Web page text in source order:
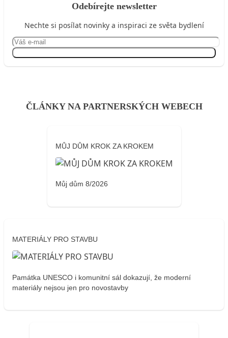
Odebírejte newsletter
Nechte si posílat novinky a inspiraci ze světa bydlení
ČLÁNKY NA PARTNERSKÝCH WEBECH
MŮJ DŮM KROK ZA KROKEM
Můj dům 8/2026
MATERIÁLY PRO STAVBU
Památka UNESCO i komunitní sál dokazují, že moderní
materiály nejsou jen pro novostavby